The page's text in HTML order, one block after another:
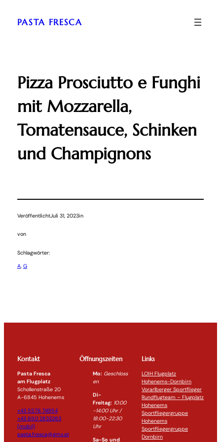
Inhalt
springen
PASTA FRESCA
Pizza Prosciutto e Funghi
mit Mozzarella,
Tomatensauce, Schinken
und Champignons
VeröffentlichtJuli 31, 2023in
von
Schlagwörter:
A, G
Kontakt
Pasta Fresca
am Flugplatz
Schollenstraße 20
A-6845 Hohenems
+43 5576 74954
+43 650 2833263
(mobil)
pasta.fresca@gmx.at
Öffnungszeiten
Mo: Geschloss
en
Di-
Freitag: 10:00
-14:00 Uhr /
18:00-22:30
Uhr
Sa-So und
Links
LOIH Flugplatz
Hohenems-Dornbirn
Vorarlberger Sportflieger
Rundflugteam – Flugplatz
Hohenems
Sportfliegergruppe
Hohenems
Sportfliegergruppe
Dornbirn